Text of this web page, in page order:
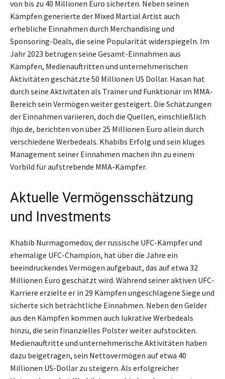
von bis zu 40 Millionen Euro sicherten. Neben seinen
Kämpfen generierte der Mixed Martial Artist auch
erhebliche Einnahmen durch Merchandising und
Sponsoring-Deals, die seine Popularität widerspiegeln. Im
Jahr 2023 betrugen seine Gesamt-Einnahmen aus
Kämpfen, Medienauftritten und unternehmerischen
Aktivitäten geschätzte 50 Millionen US Dollar. Hasan hat
durch seine Aktivitäten als Trainer und Funktionär im MMA-
Bereich sein Vermögen weiter gesteigert. Die Schätzungen
der Einnahmen variieren, doch die Quellen, einschließlich
ihjo.de, berichten von über 25 Millionen Euro allein durch
verschiedene Werbedeals. Khabibs Erfolg und sein kluges
Management seiner Einnahmen machen ihn zu einem
Vorbild für aufstrebende MMA-Kämpfer.
Aktuelle Vermögensschätzung
und Investments
Khabib Nurmagomedov, der russische UFC-Kämpfer und
ehemalige UFC-Champion, hat über die Jahre ein
beeindruckendes Vermögen aufgebaut, das auf etwa 32
Millionen Euro geschätzt wird. Während seiner aktiven UFC-
Karriere erzielte er in 29 Kämpfen ungeschlagene Siege und
sicherte sich beträchtliche Einnahmen. Neben den Gelder
aus den Kämpfen kommen auch lukrative Werbedeals
hinzu, die sein finanzielles Polster weiter aufstockten.
Medienauftritte und unternehmerische Aktivitäten haben
dazu beigetragen, sein Nettovermögen auf etwa 40
Millionen US-Dollar zu steigern. Als erfolgreicher